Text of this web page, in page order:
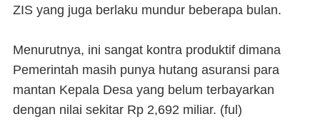
ZIS yang juga berlaku mundur beberapa bulan.
Menurutnya, ini sangat kontra produktif dimana
Pemerintah masih punya hutang asuransi para
mantan Kepala Desa yang belum terbayarkan
dengan nilai sekitar Rp 2,692 miliar. (ful)